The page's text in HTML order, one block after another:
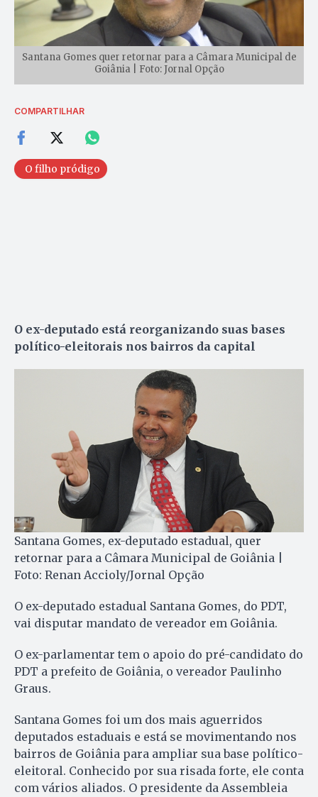
Santana Gomes quer retornar para a Câmara Municipal de
Goiânia | Foto: Jornal Opção
COMPARTILHAR
O filho pródigo
O ex-deputado está reorganizando suas bases
político-eleitorais nos bairros da capital
Santana Gomes, ex-deputado estadual, quer
retornar para a Câmara Municipal de Goiânia |
Foto: Renan Accioly/Jornal Opção
O ex-deputado estadual Santana Gomes, do PDT,
vai disputar mandato de vereador em Goiânia.
O ex-parlamentar tem o apoio do pré-candidato do
PDT a prefeito de Goiânia, o vereador Paulinho
Graus.
Santana Gomes foi um dos mais aguerridos
deputados estaduais e está se movimentando nos
bairros de Goiânia para ampliar sua base político-
eleitoral. Conhecido por sua risada forte, ele conta
com vários aliados. O presidente da Assembleia